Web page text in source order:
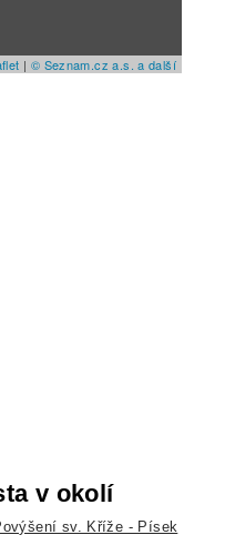
| © Seznam.cz a.s. a další
v okolí
sv. Kříže - Písek